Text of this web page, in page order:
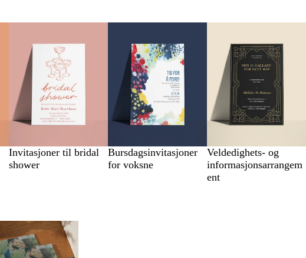
Invitasjoner til bridal
shower
Bursdagsinvitasjoner
for voksne
Veldedighets- og
informasjonsarrangem
ent